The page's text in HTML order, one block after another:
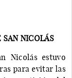
SAN NICOLÁS
Nicolás estuvo
para evitar las